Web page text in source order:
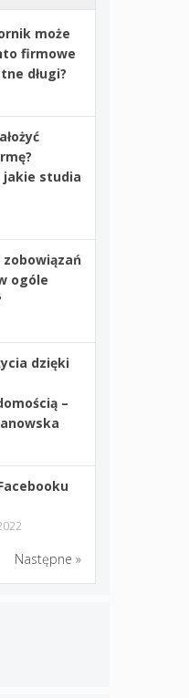
może
firmowe
długi?
jakie studia
zobowiązań
ogóle
dzięki
–
Następne »